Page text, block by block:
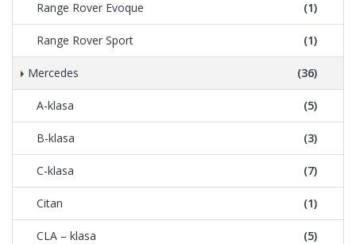
Range Rover Evoque (1)
Range Rover Sport (1)
Mercedes (36)
A-klasa (5)
B-klasa (3)
C-klasa (7)
Citan (1)
CLA – klasa (5)